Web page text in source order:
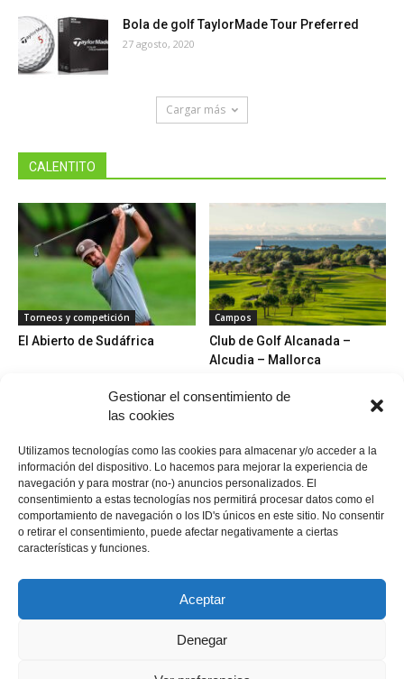
Gestionar el consentimiento de
las cookies
Utilizamos tecnologías como las cookies para almacenar y/o acceder a la
información del dispositivo. Lo hacemos para mejorar la experiencia de
navegación y para mostrar (no-) anuncios personalizados. El
consentimiento a estas tecnologías nos permitirá procesar datos como el
comportamiento de navegación o los ID's únicos en este sitio. No consentir
o retirar el consentimiento, puede afectar negativamente a ciertas
características y funciones.
Aceptar
Denegar
Bola de golf TaylorMade Tour Preferred
27 agosto, 2020
Cargar más
CALENTITO
Torneos y competición
El Abierto de Sudáfrica
Campos
Club de Golf Alcanada –
Alcudia – Mallorca
Campos
Golf en Valdecañas
Bolas recuperadas
Titleist Pro V1 y Pro V1x
Política de cookies